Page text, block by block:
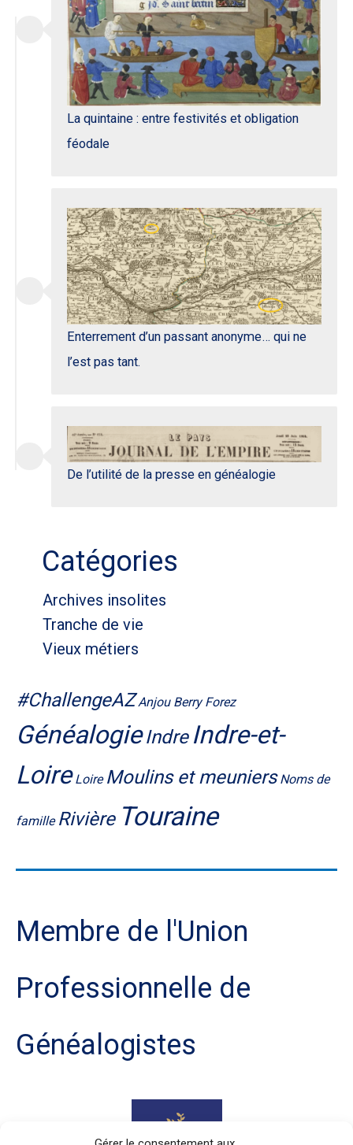
La quintaine : entre festivités et obligation
féodale
Enterrement d’un passant anonyme… qui ne
l’est pas tant.
De l’utilité de la presse en généalogie
Catégories
Archives insolites
Tranche de vie
Vieux métiers
#ChallengeAZ Anjou Berry Forez
Généalogie Indre Indre-et-
Loire Loire Moulins et meuniers Noms de
famille Rivière Touraine
Membre de l'Union
Professionnelle de
Généalogistes